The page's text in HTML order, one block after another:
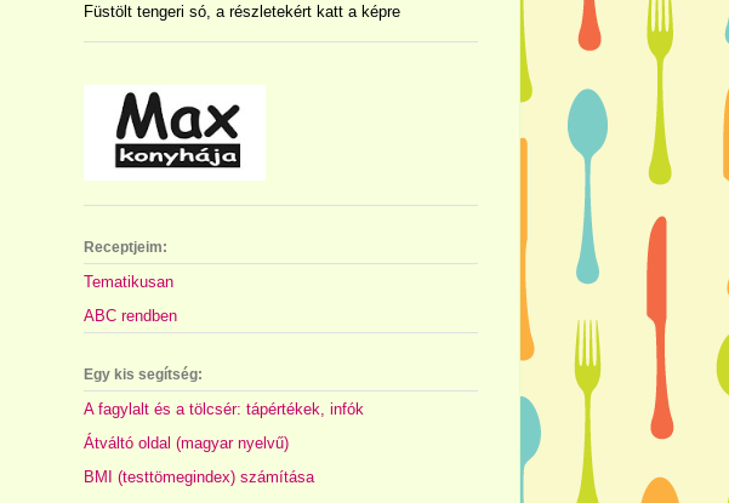
Füstölt tengeri só, a részletekért katt a képre
Receptjeim:
Tematikusan
ABC rendben
Egy kis segítség:
A fagylalt és a tölcsér: tápértékek, infók
Átváltó oldal (magyar nyelvű)
BMI (testtömegindex) számítása